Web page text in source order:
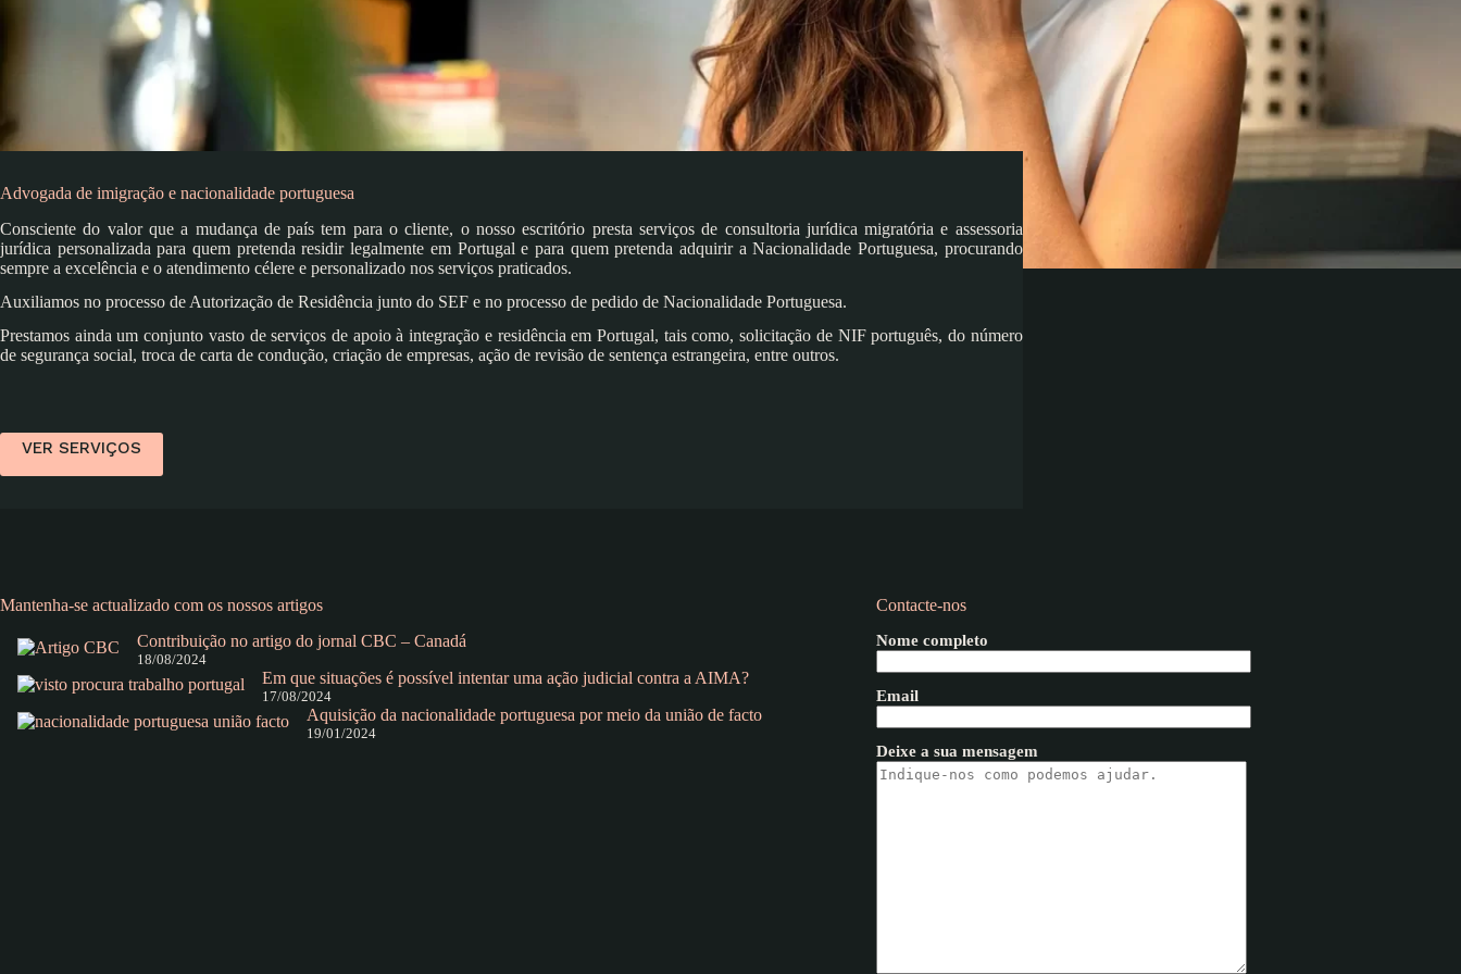
Advogada de imigração e nacionalidade portuguesa
Consciente do valor que a mudança de país tem para o cliente, o nosso escritório presta serviços de consultoria jurídica migratória e assessoria
jurídica personalizada para quem pretenda residir legalmente em Portugal e para quem pretenda adquirir a Nacionalidade Portuguesa, procurando
sempre a excelência e o atendimento célere e personalizado nos serviços praticados.
Auxiliamos no processo de Autorização de Residência junto do SEF e no processo de pedido de Nacionalidade Portuguesa.
Prestamos ainda um conjunto vasto de serviços de apoio à integração e residência em Portugal, tais como, solicitação de NIF português, do número
de segurança social, troca de carta de condução, criação de empresas, ação de revisão de sentença estrangeira, entre outros.
VER SERVIÇOS
Mantenha-se actualizado com os nossos artigos
Contribuição no artigo do jornal CBC – Canadá
18/08/2024
Em que situações é possível intentar uma ação judicial contra a AIMA?
17/08/2024
Aquisição da nacionalidade portuguesa por meio da união de facto
19/01/2024
Contacte-nos
Nome completo
Email
Deixe a sua mensagem